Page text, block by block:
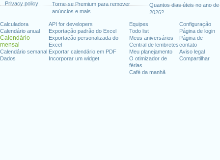
Privacy policy
Torne-se Premium para remover
anúncios e mais
Quantos dias úteis no ano de
2026?
Calculadora
Calendário anual
Calendário
mensal
Calendário semanal
Dados
API for developers
Exportação padrão do Excel
Exportação personalizada do
Excel
Exportar calendário em PDF
Incorporar um widget
Equipes
Todo list
Meus aniversários
Central de lembretes
Meu planejamento
O otimizador de
férias
Café da manhã
Configuração
Página de login
Página de
contato
Aviso legal
Compartilhar